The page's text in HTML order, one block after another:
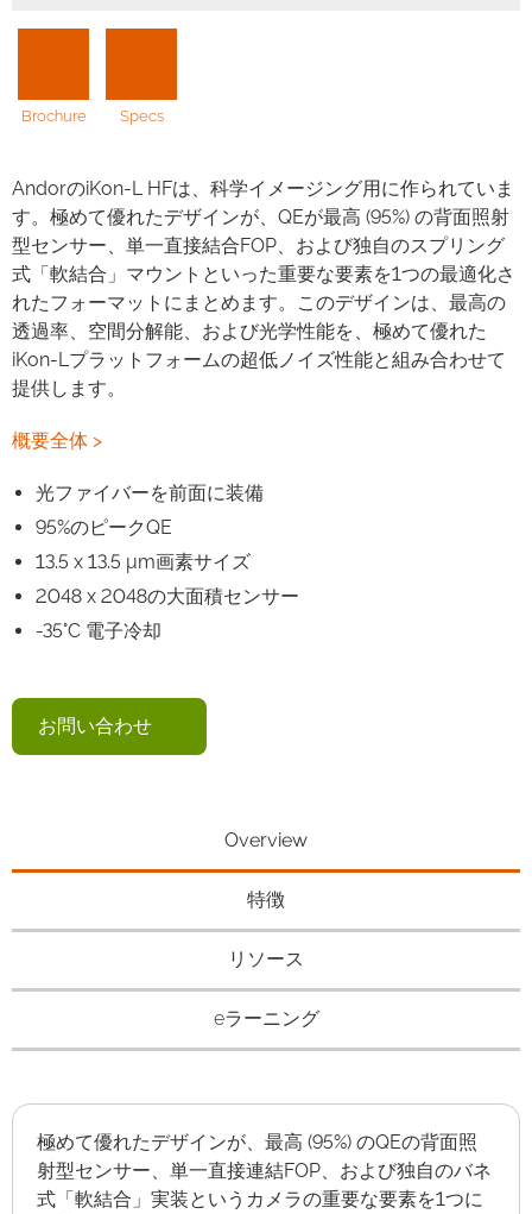
Brochure Specs
AndorのiKon-L HFは、科学イメージング用に作られていま
す。極めて優れたデザインが、QEが最高 (95%) の背面照射
型センサー、単一直接結合FOP、および独自のスプリング
式「軟結合」マウントといった重要な要素を1つの最適化さ
れたフォーマットにまとめます。このデザインは、最高の
透過率、空間分解能、および光学性能を、極めて優れた
iKon-Lプラットフォームの超低ノイズ性能と組み合わせて
提供します。
概要全体 >
光ファイバーを前面に装備
95%のピークQE
13.5 x 13.5 μm画素サイズ
2048 x 2048の大面積センサー
-35°C 電子冷却
お問い合わせ
Overview
特徴
リソース
eラーニング
極めて優れたデザインが、最高 (95%) のQEの背面照
射型センサー、単一直接連結FOP、および独自のバネ
式「軟結合」実装というカメラの重要な要素を1つに